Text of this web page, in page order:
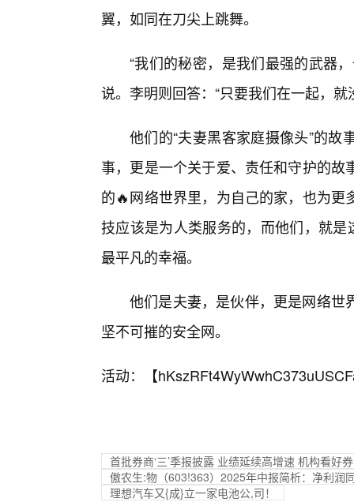
翼，如同在刀尖上跳舞。
“我们的秘密，是我们最强的武器
说。李明则回答：“只要我们在一起，就
他们的“夫妻黑客家庭摄像头”的
事，更是一个关于爱、责任和守护的
的🔥网络世界里，为自己的家，也为
技应该是为人类服务的，而他们，就
最平凡的幸福。
他们是夫妻，是伙伴，更是网络世
坚不可摧的安全网。
活动：【
首批券商‘三’季报披露 业绩延续高增速 机构看好
傲农生:物（603!363）2025年中报简析：净利润
理想汽车又{成}立一家电池公,司！